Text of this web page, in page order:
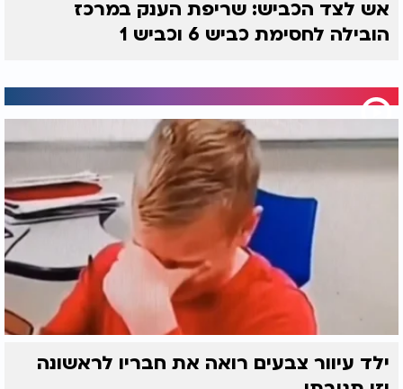
אש לצד הכביש: שריפת הענק במרכז
הובילה לחסימת כביש 6 וכביש 1
ילד עיוור צבעים רואה את חבריו לראשונה